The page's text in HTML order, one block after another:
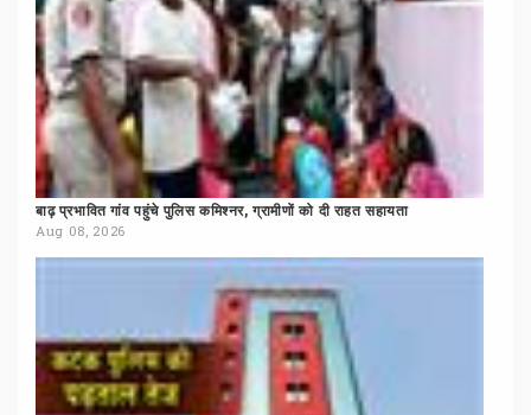
बाढ़ प्रभावित गांव पहुंचे पुलिस कमिश्नर, ग्रामीणों को दी राहत सहायता
Aug 08, 2026